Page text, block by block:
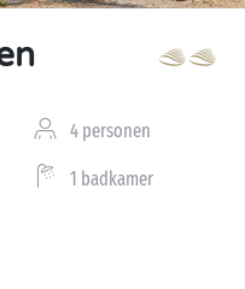
4 personen
1 badkamer